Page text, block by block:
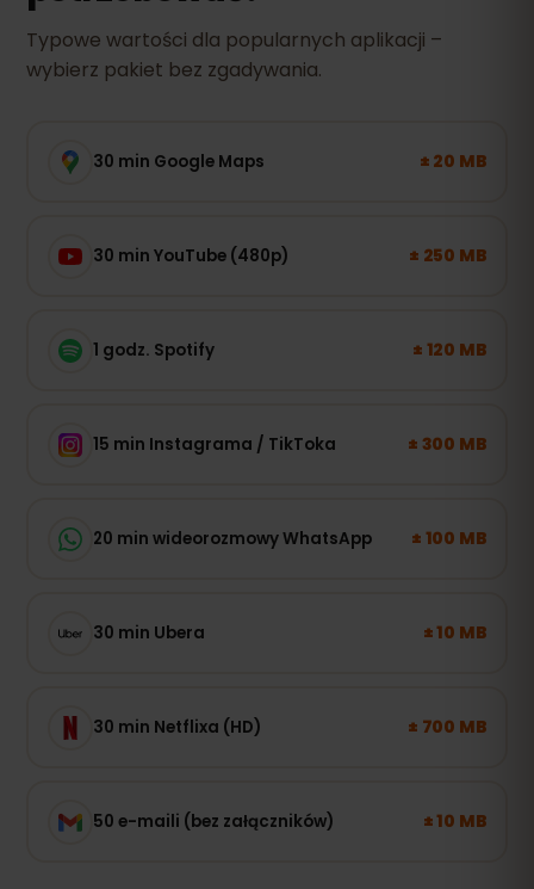
Typowe wartości dla popularnych aplikacji –
wybierz pakiet bez zgadywania.
30 min Google Maps ± 20 MB
30 min YouTube (480p) ± 250 MB
1 godz. Spotify ± 120 MB
15 min Instagrama / TikToka ± 300 MB
20 min wideorozmowy WhatsApp ± 100 MB
30 min Ubera ± 10 MB
30 min Netflixa (HD) ± 700 MB
50 e-maili (bez załączników) ± 10 MB